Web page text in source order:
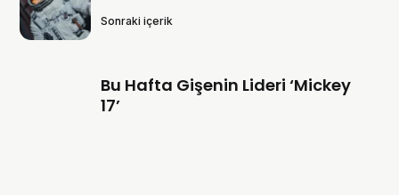
Sonraki içerik
Bu Hafta Gişenin Lideri ‘Mickey
17’